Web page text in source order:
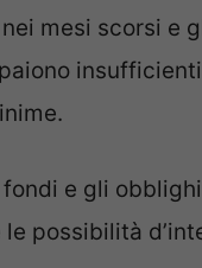
mesi scorsi e
e gli
possibilità